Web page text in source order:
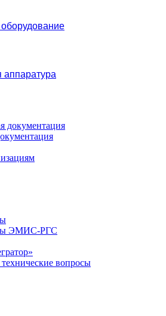
аппаратура
документация
ЭМИС-РГС
вопросы